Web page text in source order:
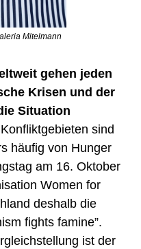
Mitelmann
gehen jeden
Krisen und der
Situation
sind
häufig von Hunger
am 16. Oktober
Women for
deshalb die
fights famine”.
ist der